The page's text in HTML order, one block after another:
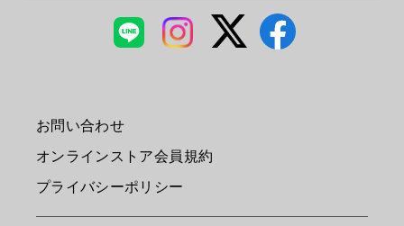
お問い合わせ
オンラインストア会員規約
プライバシーポリシー